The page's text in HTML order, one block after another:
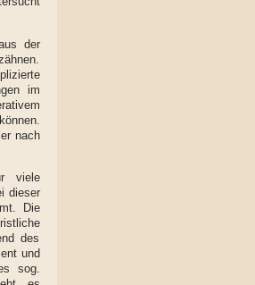
der
im
nach
viele
dieser
Die
des
und
sog.